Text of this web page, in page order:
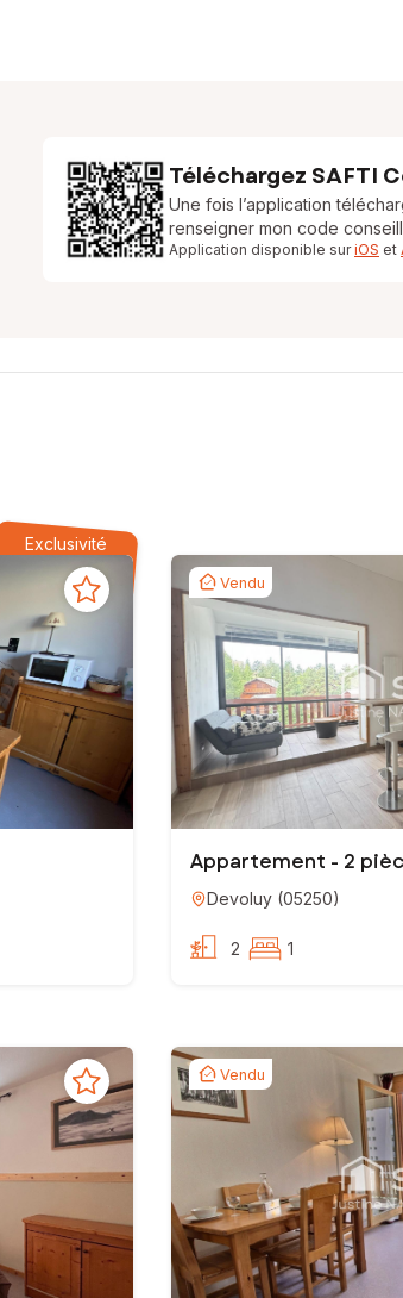
Téléchargez SAFTI
Une fois l’application
renseigner mon code
Application disponible suriOS et
Exclusivité
Vendu
Appartement - 2
Devoluy (05250)
2 1
Vendu